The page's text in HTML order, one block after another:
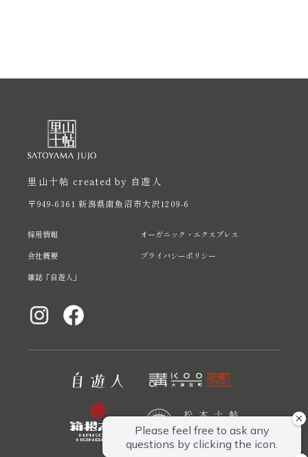
里山十帖 created by 自遊人
〒949-6361 新潟県南魚沼市大沢1209-6
採用情報
会社概要
雑誌「自遊人」
オーガニック・エクスプレス
プライバシーポリシー